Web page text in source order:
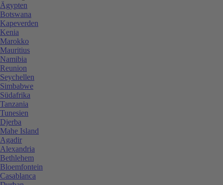
Ägypten
Botswana
Kapeverden
Kenia
Marokko
Mauritius
Namibia
Reunion
Seychellen
Simbabwe
Südafrika
Tanzania
Tunesien
Djerba
Mahe Island
Agadir
Alexandria
Bethlehem
Bloemfontein
Casablanca